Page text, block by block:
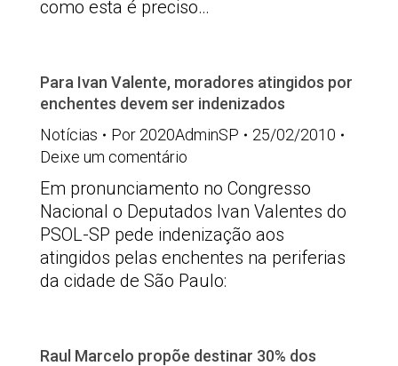
como esta é preciso…
Para Ivan Valente, moradores atingidos por
enchentes devem ser indenizados
Notícias
Por 2020AdminSP
25/02/2010
Deixe um comentário
Em pronunciamento no Congresso
Nacional o Deputados Ivan Valentes do
PSOL-SP pede indenização aos
atingidos pelas enchentes na periferias
da cidade de São Paulo:
Raul Marcelo propõe destinar 30% dos